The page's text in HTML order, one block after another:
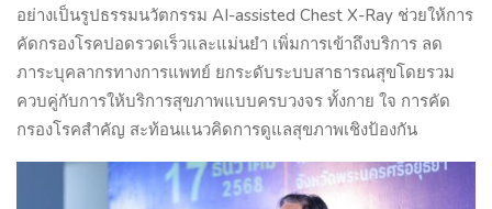
อย่างเป็นรูปธรรมนวัตกรรม AI-assisted Chest X-Ray ช่วยให้การ
คัดกรองโรคปอดรวดเร็วและแม่นยำ เพิ่มการเข้าถึงบริการ ลด
ภาระบุคลากรทางการแพทย์ ยกระดับระบบสาธารณสุขโดยรวม
ควบคู่กับการให้บริการสุขภาพแบบครบวงจร ทั้งกาย ใจ การคัด
กรองโรคสำคัญ สะท้อนแนวคิดการดูแลสุขภาพเชิงป้องกัน